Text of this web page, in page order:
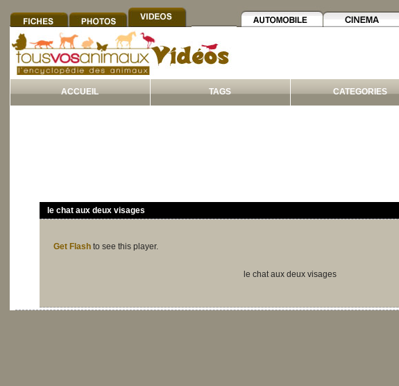
ACCUEIL TAGS CATEGORIES
le chat aux deux visages
Get Flash to see this player.
le chat aux deux visages